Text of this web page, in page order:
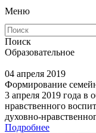
Меню
Поиск
Образовательное
04 апреля 2019
Формирование
3 апреля 2019 года в
нравственного
духовно-
Подробнее